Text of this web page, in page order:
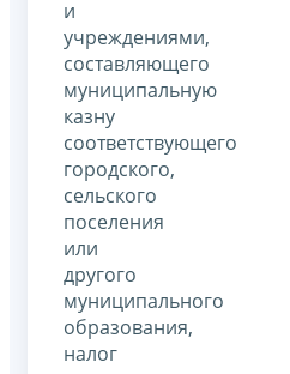
и
учреждениями,
составляющего
муниципальную
казну
соответствующего
городского,
сельского
поселения
или
другого
муниципального
образования,
налог